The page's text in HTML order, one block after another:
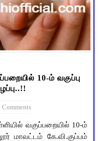
10-ம் வகுப்பு
Comments
வகுப்பறையில் 10-ம்
மாவட்டம் கே.வி.குப்பம்